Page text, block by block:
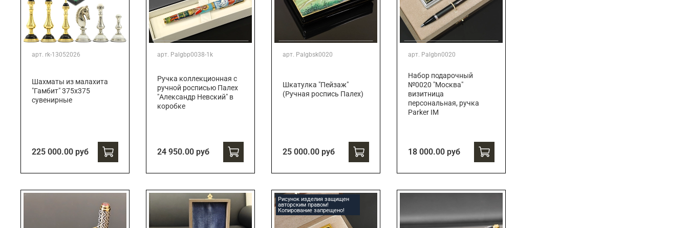
арт. rk-13052026
Шахматы из малахита
"Гамбит" 375х375
сувенирные
225 000.00 руб
арт. Palgbp0038-1k
Ручка коллекционная с
ручной росписью Палех
"Александр Невский" в
коробке
24 950.00 руб
арт. Palgbsk0020
Шкатулка "Пейзаж"
(Ручная роспись Палех)
25 000.00 руб
арт. Palgbn0020
Набор подарочный
№0020 "Москва"
визитница
персональная, ручка
Parker IM
18 000.00 руб
Рисунок изделия защищен
авторским правом!
Копирование запрещено!